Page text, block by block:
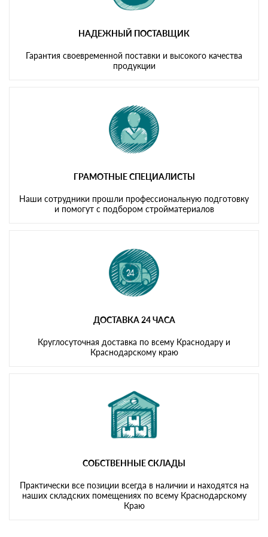
НАДЕЖНЫЙ ПОСТАВЩИК
Гарантия своевременной поставки и высокого качества
продукции
ГРАМОТНЫЕ СПЕЦИАЛИСТЫ
Наши сотрудники прошли профессиональную подготовку
и помогут с подбором стройматериалов
ДОСТАВКА 24 ЧАСА
Круглосуточная доставка по всему Краснодару и
Краснодарскому краю
СОБСТВЕННЫЕ СКЛАДЫ
Практически все позиции всегда в наличии и находятся на
наших складских помещениях по всему Краснодарскому
Краю